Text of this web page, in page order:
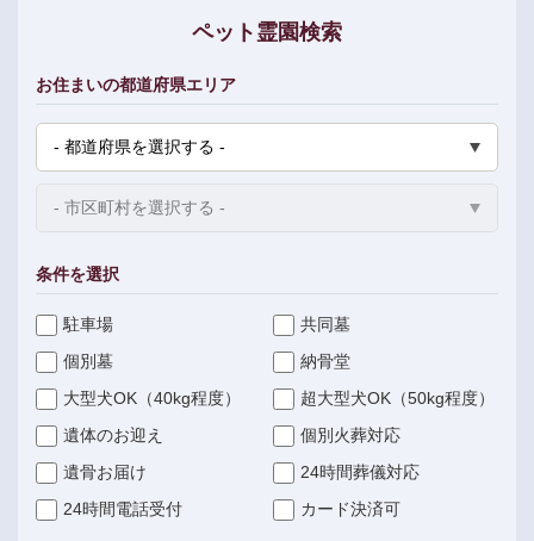
ペット霊園検索
お住まいの都道府県エリア
条件を選択
駐車場
共同墓
個別墓
納骨堂
大型犬OK（40kg程度）
超大型犬OK（50kg程度）
遺体のお迎え
個別火葬対応
遺骨お届け
24時間葬儀対応
24時間電話受付
カード決済可